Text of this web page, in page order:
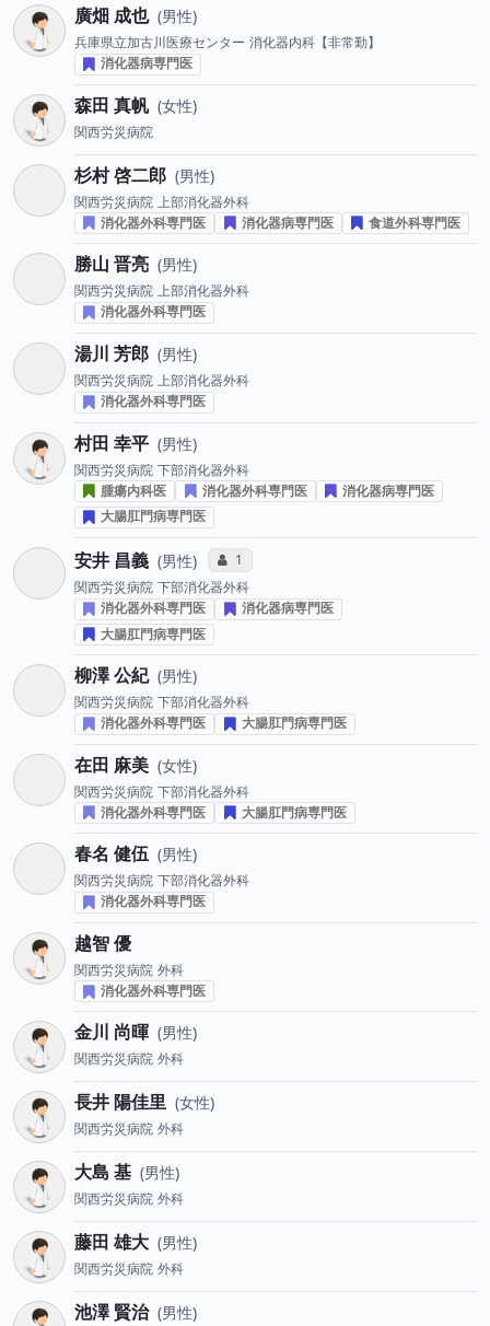
廣畑 成也 男性
兵庫県立加古川医療センター 消化器内科【非常勤】
消化器病専門医
森田 真帆 女性
関西労災病院
杉村 啓二郎 男性
関西労災病院 上部消化器外科
消化器外科専門医
消化器病専門医 食道外科専門医
勝山 晋亮 男性
関西労災病院 上部消化器外科
消化器外科専門医
湯川 芳郎 男性
関西労災病院 上部消化器外科
消化器外科専門医
村田 幸平 男性
関西労災病院 下部消化器外科
腫瘍内科医
消化器外科専門医
消化器病専門医
大腸肛門病専門医
安井 昌義 男性 コミュニケーション・タイプ投票数
1
関西労災病院 下部消化器外科
消化器外科専門医
消化器病専門医
大腸肛門病専門医
柳澤 公紀 男性
関西労災病院 下部消化器外科
消化器外科専門医
大腸肛門病専門医
在田 麻美 女性
関西労災病院 下部消化器外科
消化器外科専門医
大腸肛門病専門医
春名 健伍 男性
関西労災病院 下部消化器外科
消化器外科専門医
越智 優
関西労災病院 外科
消化器外科専門医
金川 尚暉 男性
関西労災病院 外科
長井 陽佳里 女性
関西労災病院 外科
大島 基 男性
関西労災病院 外科
藤田 雄大 男性
関西労災病院 外科
池澤 賢治 男性